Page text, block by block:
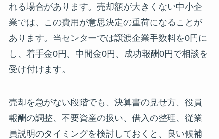
れる場合があります。売却額が大きくない中小企
業では、この費用が意思決定の重荷になることが
あります。当センターでは譲渡企業手数料を0円に
し、着手金0円、中間金0円、成功報酬0円で相談を
受け付けます。
売却を急がない段階でも、決算書の見せ方、役員
報酬の調整、不要資産の扱い、借入の整理、従業
員説明のタイミングを検討しておくと、良い候補